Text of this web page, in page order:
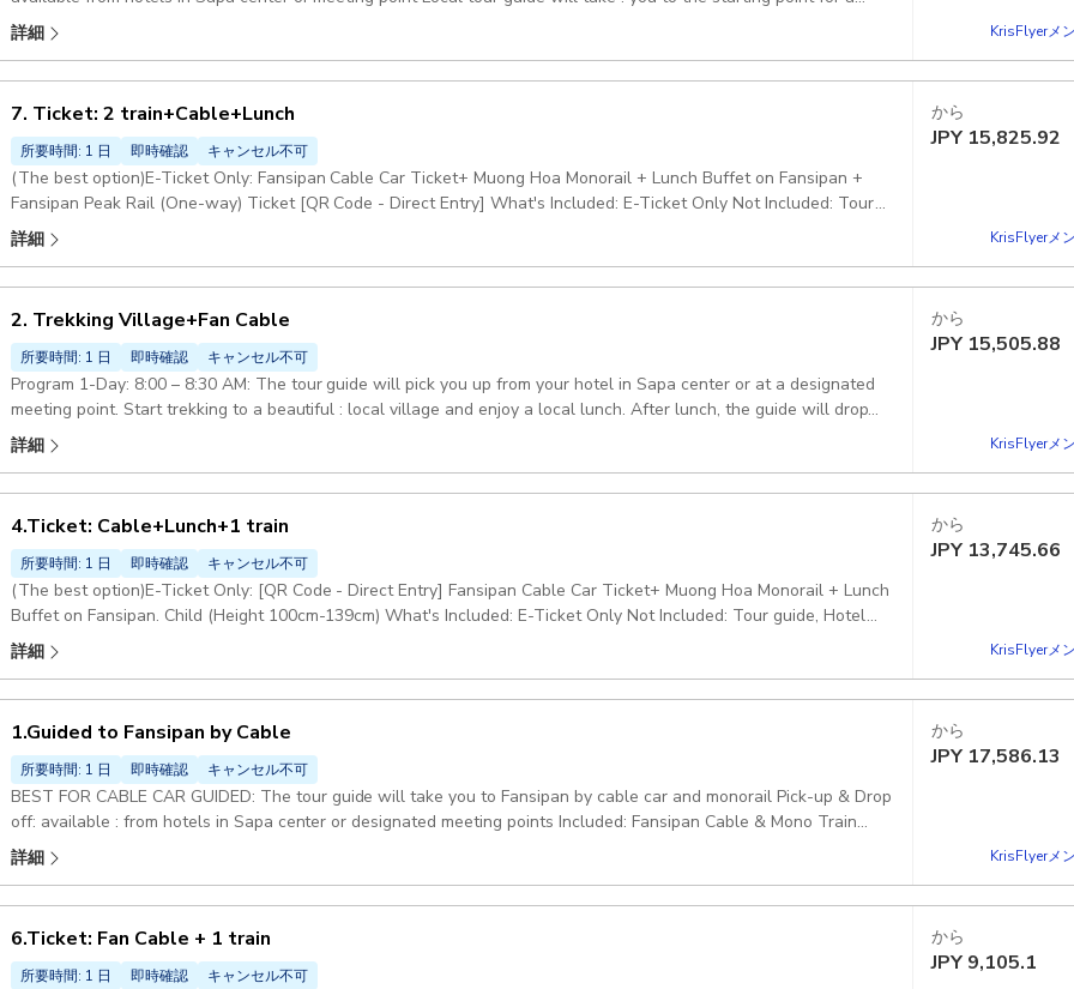
one-way trek to Fansipan Peak through the stunning Hoang Lien Son National Park About 3.30-4:30 PM, you will:
return by cable car to the meeting point and then be transferred back to your hotel or the meeting point in Sapa
specifically mentioned in this option program Pickup included
詳細 KrisFlyerメ
7. Ticket: 2 train+Cable+Lunch
所要時間: 1 日 即時確認 キャンセル不可
(The best option)E-Ticket Only: Fansipan Cable Car Ticket+ Muong Hoa Monorail + Lunch Buffet on Fansipan +
Fansipan Peak Rail (One-way) Ticket [QR Code - Direct Entry] What's Included: E-Ticket Only Not Included: Tour
guide, Hotel pickup & drop-off, and anything not mentioned in the 'Included' section of this option Pickup included
詳細
から
JPY 15,825.92
KrisFlyerメ
2. Trekking Village+Fan Cable
所要時間: 1 日 即時確認 キャンセル不可
Program 1-Day: 8:00 – 8:30 AM: The tour guide will pick you up from your hotel in Sapa center or at a designated
meeting point. Start trekking to a beautiful : local village and enjoy a local lunch. After lunch, the guide will drop
you off at Sapa Station. From there, you will take the : Cable Car and Muong Hoa Monorail (round-trip) on your
own to visit Fansipan Peak. Once finished,you will return to your hotel E-Ticket: [QR Code - Direct Entry] Fansipan
詳細
から
JPY 15,505.88
KrisFlyerメ
4.Ticket: Cable+Lunch+1 train
所要時間: 1 日 即時確認 キャンセル不可
(The best option)E-Ticket Only: [QR Code - Direct Entry] Fansipan Cable Car Ticket+ Muong Hoa Monorail + Lunch
Buffet on Fansipan. Child (Height 100cm-139cm) What's Included: E-Ticket Only Not Included: Tour guide, Hotel
pickup & drop-off, and anything not mentioned in the 'Included' section of this option
詳細
から
JPY 13,745.66
KrisFlyerメ
1.Guided to Fansipan by Cable
所要時間: 1 日 即時確認 キャンセル不可
BEST FOR CABLE CAR GUIDED: The tour guide will take you to Fansipan by cable car and monorail Pick-up & Drop
off: available : from hotels in Sapa center or designated meeting points Included: Fansipan Cable & Mono Train
round trip, Tour guide Excluded:: Food, drinks, and anything not specifically mentioned in this program option.
Pickup included
詳細
から
JPY 17,586.13
KrisFlyerメ
6.Ticket: Fan Cable + 1 train
所要時間: 1 日 即時確認 キャンセル不可
から
JPY 9,105.1